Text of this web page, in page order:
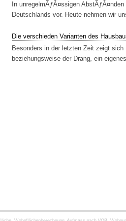
In unregelmÃƒÂ¤ssigen
Deutschlands vor. Heute nehmen wir
Die verschieden Varianten des
Besonders in der letzten Zeit zeigt
beziehungsweise der Drang, ein